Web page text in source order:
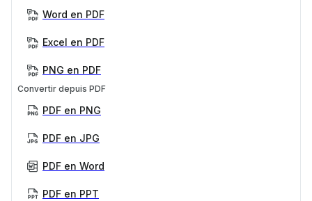
Word en PDF
Excel en PDF
PNG en PDF
Convertir depuis PDF
PDF en PNG
PDF en JPG
PDF en Word
PDF en PPT